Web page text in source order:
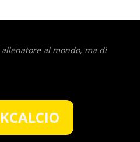
al mondo, ma di